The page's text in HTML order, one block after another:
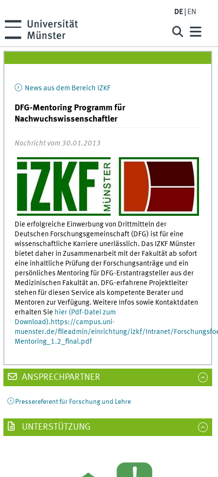
DE EN
News aus dem Bereich IZKF
DFG-Mentoring Programm für
Nachwuchswissenschaftler
Nachricht vom 30.01.2013
Die erfolgreiche Einwerbung von Drittmitteln der
Deutschen Forschungsgemeinschaft (DFG) ist für eine
wissenschaftliche Karriere unerlässlich. Das IZKF Münster
bietet daher in Zusammenarbeit mit der Fakultät ab sofort
eine inhaltliche Prüfung der Forschungsanträge und ein
persönliches Mentoring für DFG-Erstantragsteller aus der
Medizinischen Fakultät an. DFG-erfahrene Projektleiter
stehen für diesen Service als kompetente Berater und
Mentoren zur Verfügung. Weitere Infos sowie Kontaktdaten
erhalten Sie hier (Pdf-Datei zum
Download).https://campus.uni-
muenster.de/fileadmin/einrichtung/izkf/Intranet/
Mentoring_1.2_final.pdf
ANSPRECHPARTNER
Pressereferent für Forschung und Lehre
UNTERSTÜTZUNG